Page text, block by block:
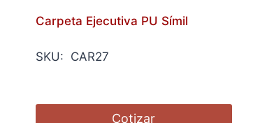
Carpeta Ejecutiva PU Símil
SKU: CAR27
Cotizar